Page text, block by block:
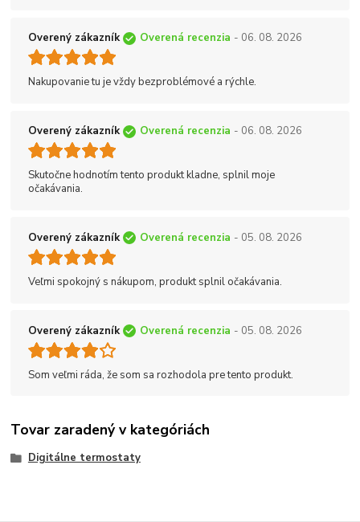
Overený zákazník Overená recenzia - 06. 08. 2026
Nakupovanie tu je vždy bezproblémové a rýchle.
Overený zákazník Overená recenzia - 06. 08. 2026
Skutočne hodnotím tento produkt kladne, splnil moje
očakávania.
Overený zákazník Overená recenzia - 05. 08. 2026
Veľmi spokojný s nákupom, produkt splnil očakávania.
Overený zákazník Overená recenzia - 05. 08. 2026
Som veľmi ráda, že som sa rozhodola pre tento produkt.
Tovar zaradený v kategóriách
Digitálne termostaty